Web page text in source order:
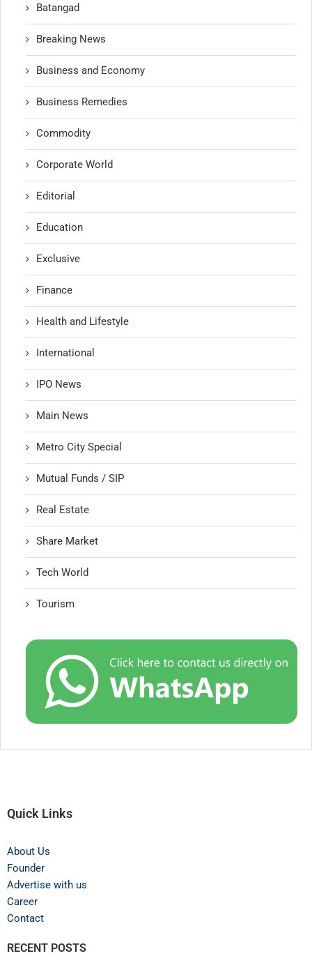
Batangad
Breaking News
Business and Economy
Business Remedies
Commodity
Corporate World
Editorial
Education
Exclusive
Finance
Health and Lifestyle
International
IPO News
Main News
Metro City Special
Mutual Funds / SIP
Real Estate
Share Market
Tech World
Tourism
Quick Links
About Us
Founder
Advertise with us
Career
Contact
RECENT POSTS